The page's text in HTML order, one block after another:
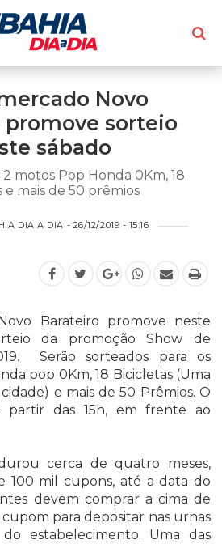
Novo
promove sorteio
sábado
motos Pop Honda 0Km, 18
e mais de 50 prêmios
DIA A DIA - 26/12/2019 - 15:16
Barateiro promove neste
da promoção Show de
Serão sorteados para os
pop 0Km, 18 Bicicletas (Uma
e mais de 50 Prêmios. O
partir das 15h, em frente ao
cerca de quatro meses,
100 mil cupons, até a data do
devem comprar a cima de
para depositar nas urnas
estabelecimento. Uma das